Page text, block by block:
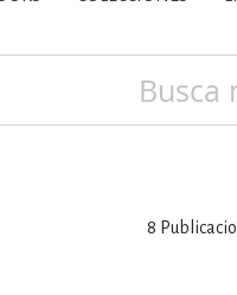
DE LA
8